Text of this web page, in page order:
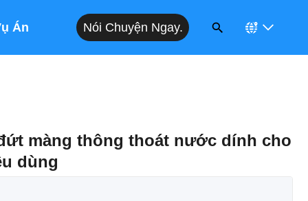
Án Nói Chuyện Ngay.
màng thông thoát nước dính cho
dùng